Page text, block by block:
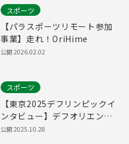
スポーツ
【パラスポーツリモート参加
事業】走れ！OriHime
公開2026.02.02
スポーツ
【東京2025デフリンピックイ
ンタビュー】デフオリエンテ
ーリング 児玉健選手
公開2025.10.28